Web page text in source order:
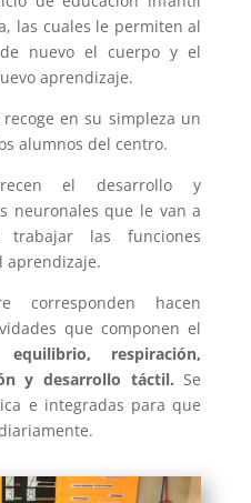
las cuales le permiten al
nuevo el cuerpo y el
aprendizaje.
en su simpleza un
alumnos del centro.
el desarrollo y
neuronales que le van a
trabajar las funciones
aprendizaje.
corresponden hacen
que componen el
equilibrio, respiración,
y desarrollo táctil. Se
e integradas para que